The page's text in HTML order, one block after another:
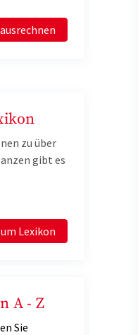
zu über
gibt es
Lexikon
A - Z
Sie